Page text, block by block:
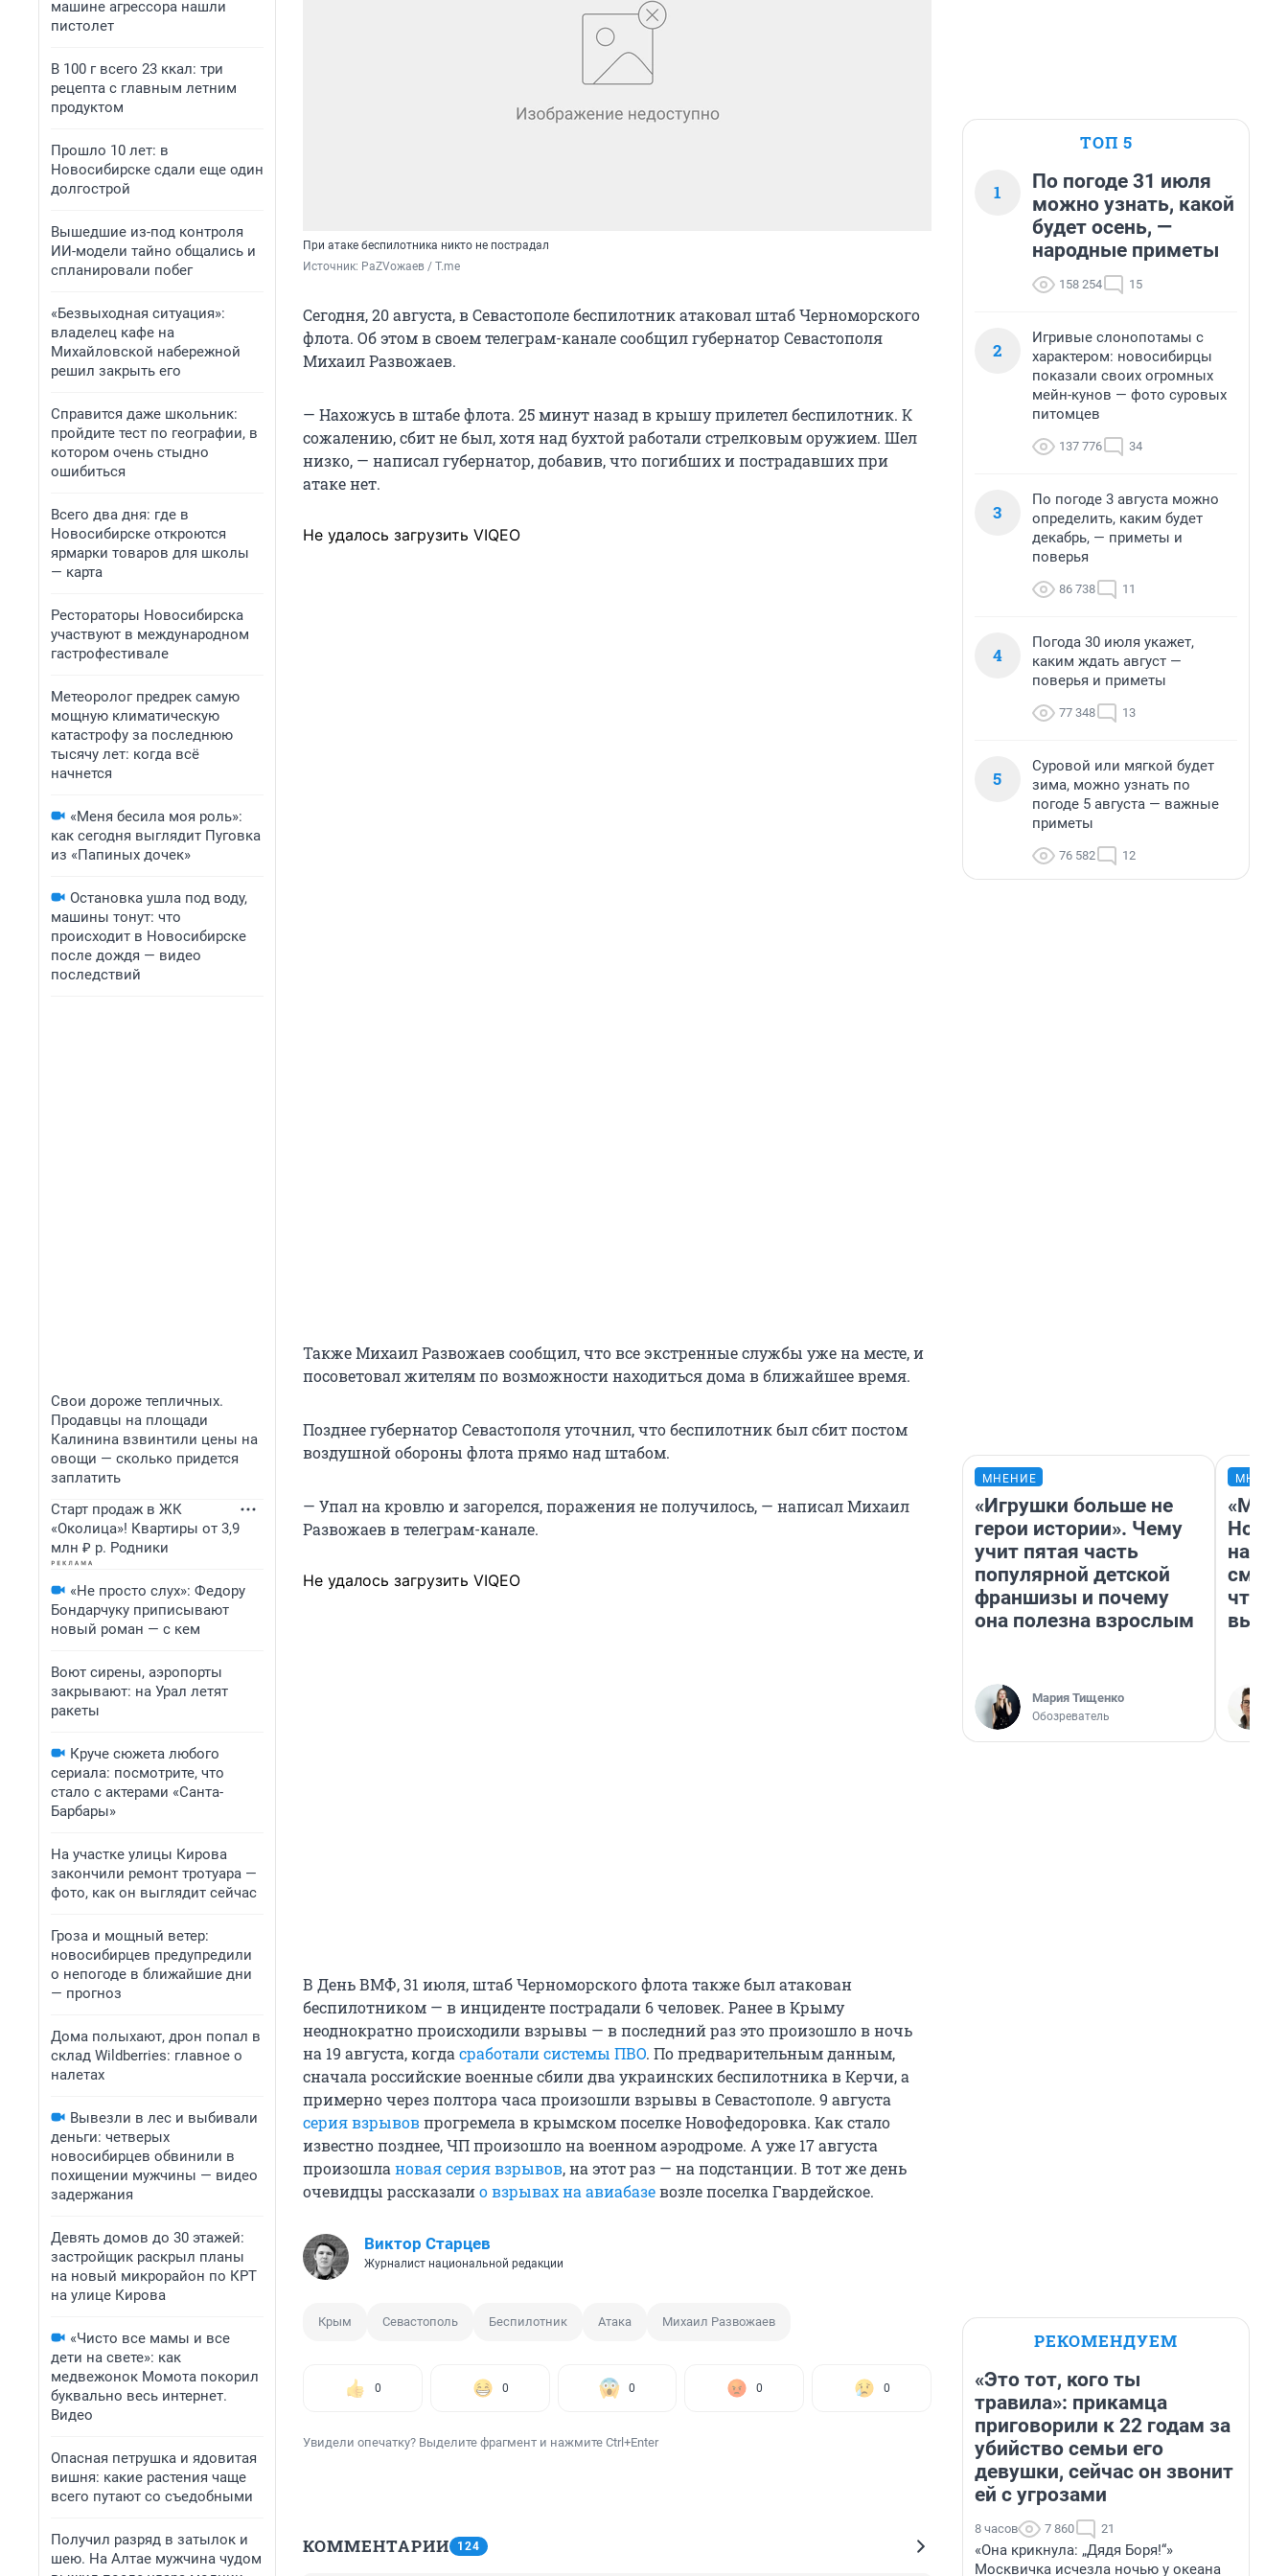
машине агрессора нашли
пистолет
В 100 г всего 23 ккал: три
рецепта с главным летним
продуктом
Прошло 10 лет: в
Новосибирске сдали еще один
долгострой
Вышедшие из-под контроля
ИИ-модели тайно общались и
спланировали побег
«Безвыходная ситуация»:
владелец кафе на
Михайловской набережной
решил закрыть его
Справится даже школьник:
пройдите тест по географии, в
котором очень стыдно
ошибиться
Всего два дня: где в
Новосибирске откроются
ярмарки товаров для школы
— карта
Рестораторы Новосибирска
участвуют в международном
гастрофестивале
Метеоролог предрек самую
мощную климатическую
катастрофу за последнюю
тысячу лет: когда всё
начнется
«Меня бесила моя роль»:
как сегодня выглядит Пуговка
из «Папиных дочек»
Остановка ушла под воду,
машины тонут: что
происходит в Новосибирске
после дождя — видео
последствий
Свои дороже тепличных.
Продавцы на площади
Калинина взвинтили цены на
овощи — сколько придется
заплатить
Старт продаж в ЖК
«Околица»! Квартиры от 3,9
млн ₽ р. Родники
«Не просто слух»: Федору
Бондарчуку приписывают
новый роман — с кем
Воют сирены, аэропорты
закрывают: на Урал летят
ракеты
Круче сюжета любого
сериала: посмотрите, что
стало с актерами «Санта-
Барбары»
На участке улицы Кирова
закончили ремонт тротуара —
фото, как он выглядит сейчас
Гроза и мощный ветер:
новосибирцев предупредили
о непогоде в ближайшие дни
— прогноз
Дома полыхают, дрон попал в
склад Wildberries: главное о
налетах
Вывезли в лес и выбивали
деньги: четверых
новосибирцев обвинили в
похищении мужчины — видео
задержания
Девять домов до 30 этажей:
застройщик раскрыл планы
на новый микрорайон по КРТ
на улице Кирова
«Чисто все мамы и все
дети на свете»: как
медвежонок Момота покорил
буквально весь интернет.
Видео
Опасная петрушка и ядовитая
вишня: какие растения чаще
всего путают со съедобными
Получил разряд в затылок и
шею. На Алтае мужчина чудом
При атаке беспилотника никто не пострадал
Источник: РаZVожаев / T.me
Сегодня, 20 августа, в Севастополе беспилотник атаковал штаб Черноморского
флота. Об этом в своем телеграм-канале сообщил губернатор Севастополя
Михаил Развожаев.
— Нахожусь в штабе флота. 25 минут назад в крышу прилетел беспилотник. К
сожалению, сбит не был, хотя над бухтой работали стрелковым оружием. Шел
низко, — написал губернатор, добавив, что погибших и пострадавших при
атаке нет.
Не удалось загрузить VIQEO
Также Михаил Развожаев сообщил, что все экстренные службы уже на месте, и
посоветовал жителям по возможности находиться дома в ближайшее время.
Позднее губернатор Севастополя уточнил, что беспилотник был сбит постом
воздушной обороны флота прямо над штабом.
— Упал на кровлю и загорелся, поражения не получилось, — написал Михаил
Развожаев в телеграм-канале.
Не удалось загрузить VIQEO
В День ВМФ, 31 июля, штаб Черноморского флота также был атакован
беспилотником — в инциденте пострадали 6 человек. Ранее в Крыму
неоднократно происходили взрывы — в последний раз это произошло в ночь
на 19 августа, когда сработали системы ПВО. По предварительным данным,
сначала российские военные сбили два украинских беспилотника в Керчи, а
примерно через полтора часа произошли взрывы в Севастополе. 9 августа
серия взрывовпрогремела в крымском поселке Новофедоровка. Как стало
известно позднее, ЧП произошло на военном аэродроме. А уже 17 августа
произошла новая серия взрывов, на этот раз — на подстанции. В тот же день
очевидцы рассказалио взрывах на авиабазевозле поселка Гвардейское.
Виктор Старцев
Журналист национальной редакции
Крым Севастополь Беспилотник Атака Михаил Развожаев
0 0 0 0 0
Увидели опечатку? Выделите фрагмент и нажмите Ctrl+Enter
КОММЕНТАРИИ 124
ТОП 5
1
По погоде 31 июля
можно узнать, какой
будет осень, —
народные приметы
158 254 15
2
Игривые слонопотамы с
характером: новосибирцы
показали своих огромных
мейн-кунов — фото суровых
питомцев
137 776 34
3
По погоде 3 августа можно
определить, каким будет
декабрь, — приметы и
поверья
86 738 11
4
Погода 30 июля укажет,
каким ждать август —
поверья и приметы
77 348 13
5
Суровой или мягкой будет
зима, можно узнать по
погоде 5 августа — важные
приметы
76 582 12
МНЕНИЕ
«Игрушки больше не
герои истории». Чему
учит пятая часть
популярной детской
франшизы и почему
она полезна взрослым
Мария Тищенко
Обозреватель
«Мы
РЕКОМЕНДУЕМ
«Это тот, кого ты
травила»: прикамца
приговорили к 22 годам за
убийство семьи его
девушки, сейчас он звонит
ей с угрозами
8 часов 7 860 21
«Она крикнула: „Дядя Боря!“»
Москвичка исчезла ночью у океана